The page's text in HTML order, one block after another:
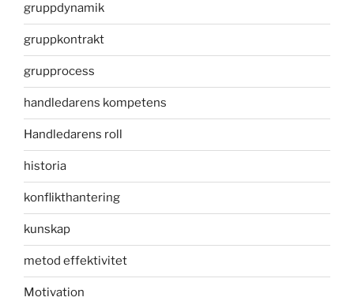
gruppdynamik
gruppkontrakt
grupprocess
handledarens kompetens
Handledarens roll
historia
konflikthantering
kunskap
metod effektivitet
Motivation